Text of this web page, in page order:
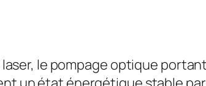
laser, le pompage optique